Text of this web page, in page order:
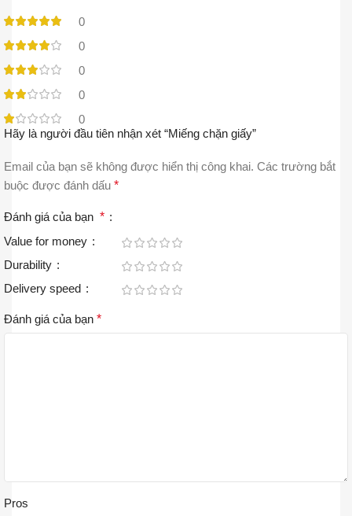
0
0
0
0
0
Hãy là người đầu tiên nhận xét “Miếng chặn giấy”
Email của bạn sẽ không được hiển thị công khai. Các trường bắt
buộc được đánh dấu *
Đánh giá của bạn *
Value for money
Durability
Delivery speed
Đánh giá của bạn *
Pros